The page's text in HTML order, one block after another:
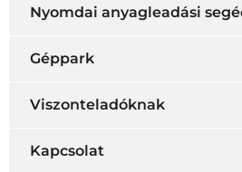
Nyomdai anyagleadási
Géppark
Viszonteladóknak
Kapcsolat